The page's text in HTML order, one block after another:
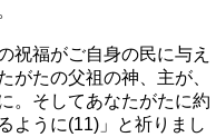
祝福がご自身の民に与え
がたの父祖の神、主が、
。そしてあなたがたに約
ように(11)」と祈りまし